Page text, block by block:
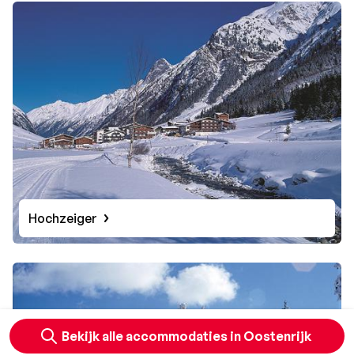
Bekijk alle accommodaties in Oostenrijk
Hochzeiger